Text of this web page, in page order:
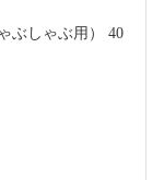
ぶしゃぶ用） 40